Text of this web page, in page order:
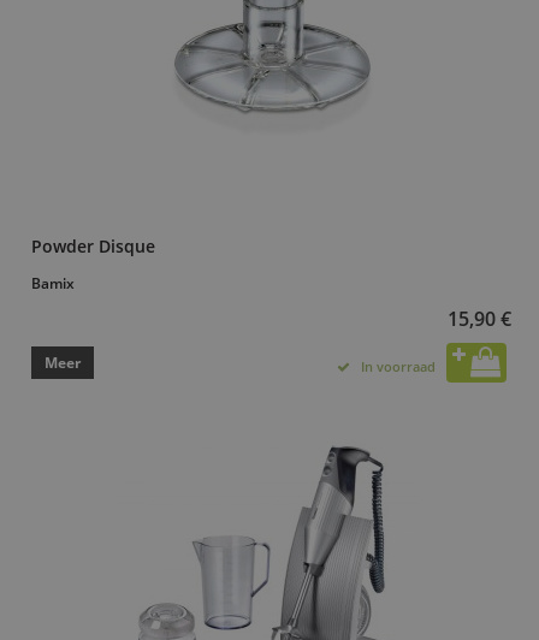
Powder Disque
Bamix
15,90 €
Meer In voorraad